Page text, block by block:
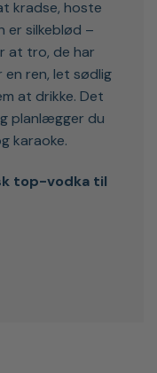
kradse, hoste
er silkeblød –
at tro, de har
en ren, let sødlig
at drikke. Det
planlægger du
karaoke.
top-vodka til